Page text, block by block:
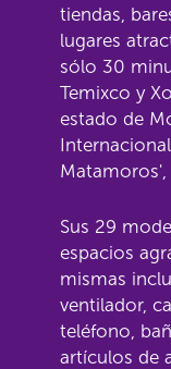
tiendas,
lugares
sólo 30
Temixco y
estado de
Sus 29
espacios
mismas
ventilador,
teléfono,
artículos de